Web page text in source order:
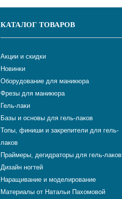
КАТАЛОГ ТОВАРОВ
Акции и скидки
Новинки
Оборудование для маникюра
Фрезы для маникюра
Гель-лаки
Базы и основы для гель-лаков
Топы, финиши и закрепители для гель-
лаков
Праймеры, дегидраторы для гель-лаков
Дизайн ногтей
Наращивание и моделирование
Материалы от Натальи Пахомовой